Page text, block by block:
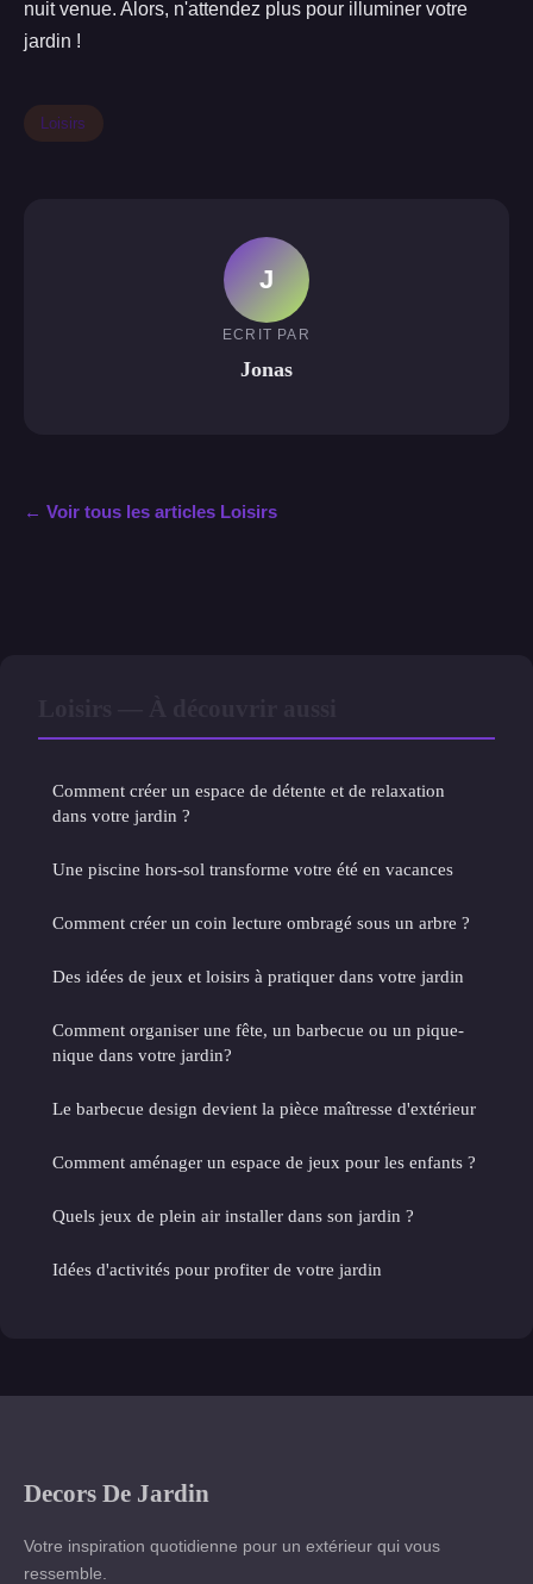
nuit venue. Alors, n'attendez plus pour illuminer votre
jardin !
Loisirs
J
ECRIT PAR
Jonas
← Voir tous les articles Loisirs
Comment créer un espace de détente et de relaxation
dans votre jardin ?
Une piscine hors-sol transforme votre été en vacances
Comment créer un coin lecture ombragé sous un arbre ?
Des idées de jeux et loisirs à pratiquer dans votre jardin
Comment organiser une fête, un barbecue ou un pique-
nique dans votre jardin?
Le barbecue design devient la pièce maîtresse d'extérieur
Comment aménager un espace de jeux pour les enfants ?
Quels jeux de plein air installer dans son jardin ?
Idées d'activités pour profiter de votre jardin
Decors De Jardin
Votre inspiration quotidienne pour un extérieur qui vous
ressemble.